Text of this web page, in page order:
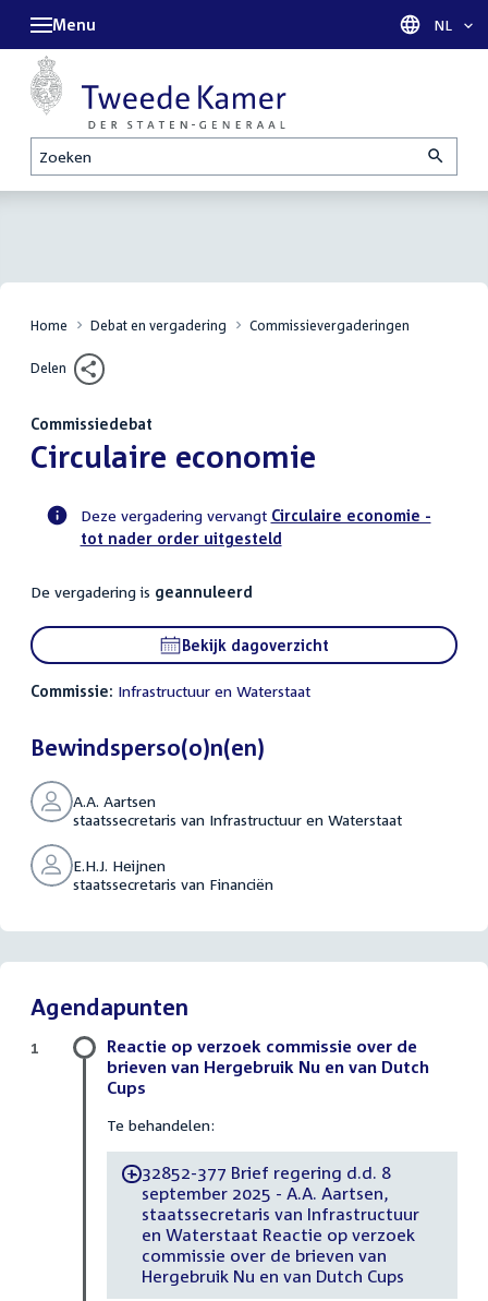
Zoeken
Menu Taal
NL
Home Debat en vergadering Commissievergaderingen
Delen
Commissiedebat
:Circulaire economie
Voortgangsstatus
activiteit
Deze vergadering vervangt Circulaire economie -
tot nader order uitgesteld
De vergadering is geannuleerd
Bekijk dagoverzicht
Commissie: Infrastructuur en Waterstaat
Bewindsperso(o)n(en)
A.A. Aartsen
staatssecretaris van Infrastructuur en Waterstaat
E.H.J. Heijnen
staatssecretaris van Financiën
Agendapunten
Reactie op verzoek commissie over de
brieven van Hergebruik Nu en van Dutch
Cups
Te behandelen:
-32852-377 Brief regering d.d. 8
september 2025 - A.A. Aartsen,
staatssecretaris van Infrastructuur
en Waterstaat Reactie op verzoek
commissie over de brieven van
Hergebruik Nu en van Dutch Cups
1